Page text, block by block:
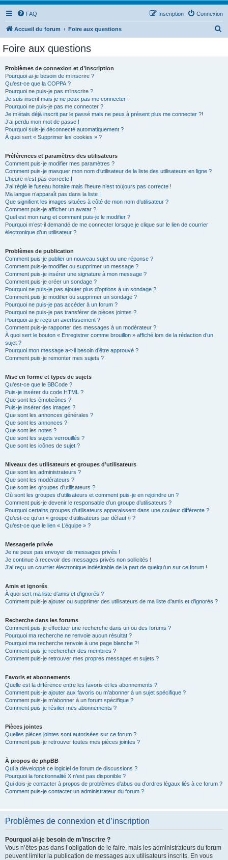
FAQ Connexion
Inscription
Accueil du forum Foire aux questions
Foire aux questions
Problèmes de connexion et d’inscription
Pourquoi ai-je besoin de m’inscrire ?
Qu’est-ce que la COPPA ?
Pourquoi ne puis-je pas m’inscrire ?
Je suis inscrit mais je ne peux pas me connecter !
Pourquoi ne puis-je pas me connecter ?
Je m’étais déjà inscrit par le passé mais ne peux à présent plus me connecter ?!
J’ai perdu mon mot de passe !
Pourquoi suis-je déconnecté automatiquement ?
À quoi sert « Supprimer les cookies » ?
Préférences et paramètres des utilisateurs
Comment puis-je modifier mes paramètres ?
Comment puis-je masquer mon nom d’utilisateur de la liste des utilisateurs en ligne ?
L’heure n’est pas correcte !
J’ai réglé le fuseau horaire mais l’heure n’est toujours pas correcte !
Ma langue n’apparaît pas dans la liste !
Que signifient les images situées à côté de mon nom d’utilisateur ?
Comment puis-je afficher un avatar ?
Quel est mon rang et comment puis-je le modifier ?
Pourquoi m’est-il demandé de me connecter lorsque je clique sur le lien de courrier
électronique d’un utilisateur ?
Problèmes de publication
Comment puis-je publier un nouveau sujet ou une réponse ?
Comment puis-je modifier ou supprimer un message ?
Comment puis-je insérer une signature à mon message ?
Comment puis-je créer un sondage ?
Pourquoi ne puis-je pas ajouter plus d’options à un sondage ?
Comment puis-je modifier ou supprimer un sondage ?
Pourquoi ne puis-je pas accéder à un forum ?
Pourquoi ne puis-je pas transférer de pièces jointes ?
Pourquoi ai-je reçu un avertissement ?
Comment puis-je rapporter des messages à un modérateur ?
À quoi sert le bouton « Enregistrer comme brouillon » affiché lors de la rédaction d’un
sujet ?
Pourquoi mon message a-t-il besoin d’être approuvé ?
Comment puis-je remonter mes sujets ?
Mise en forme et types de sujets
Qu’est-ce que le BBCode ?
Puis-je insérer du code HTML ?
Que sont les émoticônes ?
Puis-je insérer des images ?
Que sont les annonces générales ?
Que sont les annonces ?
Que sont les notes ?
Que sont les sujets verrouillés ?
Que sont les icônes de sujet ?
Niveaux des utilisateurs et groupes d’utilisateurs
Que sont les administrateurs ?
Que sont les modérateurs ?
Que sont les groupes d’utilisateurs ?
Où sont les groupes d’utilisateurs et comment puis-je en rejoindre un ?
Comment puis-je devenir le responsable d’un groupe d’utilisateurs ?
Pourquoi certains groupes d’utilisateurs apparaissent dans une couleur différente ?
Qu’est-ce qu’un « groupe d’utilisateurs par défaut » ?
Qu’est-ce que le lien « L’équipe » ?
Messagerie privée
Je ne peux pas envoyer de messages privés !
Je continue à recevoir des messages privés non sollicités !
J’ai reçu un courrier électronique indésirable de la part de quelqu’un sur ce forum !
Amis et ignorés
À quoi sert ma liste d’amis et d’ignorés ?
Comment puis-je ajouter ou supprimer des utilisateurs de ma liste d’amis et d’ignorés ?
Recherche dans les forums
Comment puis-je effectuer une recherche dans un ou des forums ?
Pourquoi ma recherche ne renvoie aucun résultat ?
Pourquoi ma recherche renvoie à une page blanche ?!
Comment puis-je rechercher des membres ?
Comment puis-je retrouver mes propres messages et sujets ?
Favoris et abonnements
Quelle est la différence entre les favoris et les abonnements ?
Comment puis-je ajouter aux favoris ou m’abonner à un sujet spécifique ?
Comment puis-je m’abonner à un forum spécifique ?
Comment puis-je résilier mes abonnements ?
Pièces jointes
Quelles pièces jointes sont autorisées sur ce forum ?
Comment puis-je retrouver toutes mes pièces jointes ?
À propos de phpBB
Qui a développé ce logiciel de forum de discussions ?
Pourquoi la fonctionnalité X n’est pas disponible ?
Qui dois-je contacter à propos de problèmes d’abus ou d’ordres légaux liés à ce forum ?
Comment puis-je contacter un administrateur du forum ?
Problèmes de connexion et d’inscription
Pourquoi ai-je besoin de m’inscrire ?
Vous n’êtes pas dans l’obligation de le faire, mais les administrateurs du forum
peuvent limiter la publication de messages aux utilisateurs inscrits. En vous